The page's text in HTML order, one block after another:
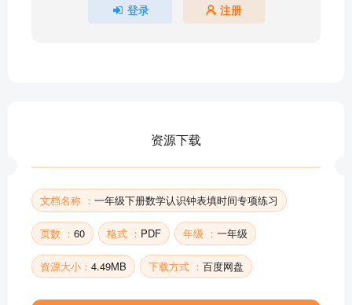
登录 注册
资源下载
文档名称 ： 一年级下册数学认识钟表填时间专项练习
页数 ： 60 格式 ： PDF 年级 ： 一年级
资源大小： 4.49MB 下载方式 ： 百度网盘